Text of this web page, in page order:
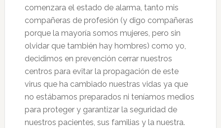
comenzara el estado de alarma, tanto mis
compañeras de profesión (y digo compañeras
porque la mayoría somos mujeres, pero sin
olvidar que también hay hombres) como yo,
decidimos en prevención cerrar nuestros
centros para evitar la propagación de este
virus que ha cambiado nuestras vidas ya que
no estábamos preparados ni teníamos medios
para proteger y garantizar la seguridad de
nuestros pacientes, sus familias y la nuestra.